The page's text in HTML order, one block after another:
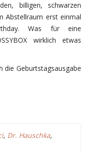
billigen, schwarzen
Abstellraum erst einmal
Was für eine
wirklich etwas
die Geburtstagsausgabe
, Dr. Hauschka,